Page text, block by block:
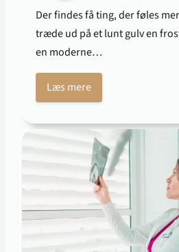
Der findes få ting, der føles
træde ud på et lunt gulv en
en moderne…
Læs mere